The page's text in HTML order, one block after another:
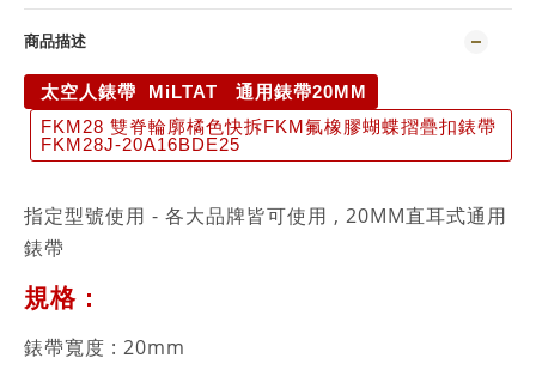
商品描述
太空人錶帶 MiLTAT 通用錶帶20MM
FKM28 雙脊輪廓橘色快拆FKM氟橡膠蝴蝶摺疊扣錶帶
FKM28J-20A16BDE25
指定型號使用 - 各大品牌皆可使用 , 20MM直耳式通用
錶帶
規格 :
錶帶寬度 : 20mm